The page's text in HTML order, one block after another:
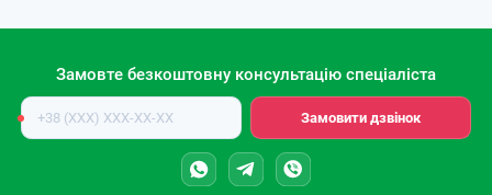
серверних (робота на холод до -30°C), інтеграцію в системи
кондиціонування звентиляційними установками з рекуперацією
Касетні кондиціонери: ідеальне рішення для
підвісних стель
Цей тип обладнання монтується у комірку підвісної стелі
Замовте безкоштовну консультацію спеціаліста
Номер
телефону
Замовити дзвінок